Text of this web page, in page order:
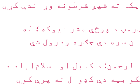
ته شپږ شرطونه وړاندې کړي
د پوځي مشر نیوکه؛ له
سره دې جګړه ودرول شي
د کابل او اسلام‌اباد د
بیه دې کډوال نه پرې کوي